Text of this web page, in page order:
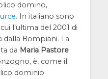
domino,
. In italiano sono
l’ultima del 2001 di
dalla Bompiani. La
da Maria Pastore
è, come il
dominio